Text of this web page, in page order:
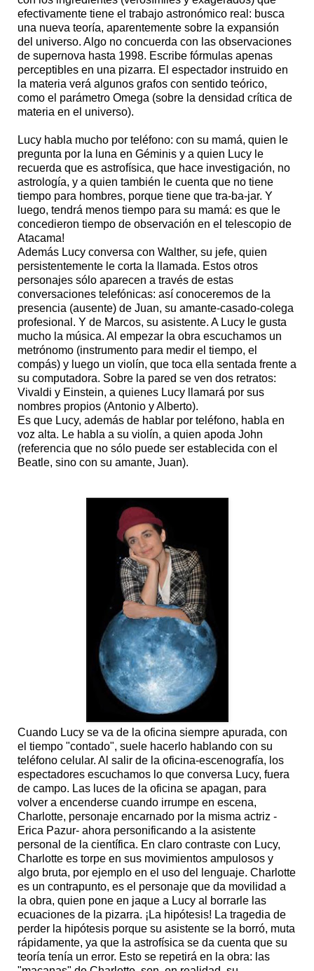
efectivamente tiene el trabajo astronómico real: busca
una nueva teoría, aparentemente sobre la expansión
del universo. Algo no concuerda con las observaciones
de supernova hasta 1998. Escribe fórmulas apenas
perceptibles en una pizarra. El espectador instruido en
la materia verá algunos grafos con sentido teórico,
como el parámetro Omega (sobre la densidad crítica de
materia en el universo).
Lucy habla mucho por teléfono: con su mamá, quien le
pregunta por la luna en Géminis y a quien Lucy le
recuerda que es astrofísica, que hace investigación, no
astrología, y a quien también le cuenta que no tiene
tiempo para hombres, porque tiene que tra-ba-jar. Y
luego, tendrá menos tiempo para su mamá: es que le
concedieron tiempo de observación en el telescopio de
Atacama!
Además Lucy conversa con Walther, su jefe, quien
persistentemente le corta la llamada. Estos otros
personajes sólo aparecen a través de estas
conversaciones telefónicas: así conoceremos de la
presencia (ausente) de Juan, su amante-casado-colega
profesional. Y de Marcos, su asistente. A Lucy le gusta
mucho la música. Al empezar la obra escuchamos un
metrónomo (instrumento para medir el tiempo, el
compás) y luego un violín, que toca ella sentada frente a
su computadora. Sobre la pared se ven dos retratos:
Vivaldi y Einstein, a quienes Lucy llamará por sus
nombres propios (Antonio y Alberto).
Es que Lucy, además de hablar por teléfono, habla en
voz alta. Le habla a su violín, a quien apoda John
(referencia que no sólo puede ser establecida con el
Beatle, sino con su amante, Juan).
Cuando Lucy se va de la oficina siempre apurada, con
el tiempo "contado", suele hacerlo hablando con su
teléfono celular. Al salir de la oficina-escenografía, los
espectadores escuchamos lo que conversa Lucy, fuera
de campo. Las luces de la oficina se apagan, para
volver a encenderse cuando irrumpe en escena,
Charlotte, personaje encarnado por la misma actriz -
Erica Pazur- ahora personificando a la asistente
personal de la científica. En claro contraste con Lucy,
Charlotte es torpe en sus movimientos ampulosos y
algo bruta, por ejemplo en el uso del lenguaje. Charlotte
es un contrapunto, es el personaje que da movilidad a
la obra, quien pone en jaque a Lucy al borrarle las
ecuaciones de la pizarra. ¡La hipótesis! La tragedia de
perder la hipótesis porque su asistente se la borró, muta
rápidamente, ya que la astrofísica se da cuenta que su
teoría tenía un error. Esto se repetirá en la obra: las